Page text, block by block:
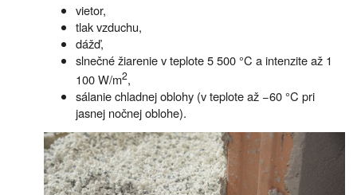
vietor,
tlak vzduchu,
dážď,
slnečné žiarenie v teplote 5 500 °C a intenzite až 1
100 W/m2,
sálanie chladnej oblohy (v teplote až −60 °C pri
jasnej nočnej oblohe).